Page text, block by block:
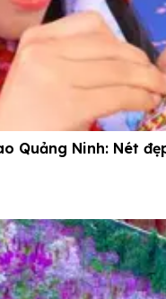
Quảng Ninh: Nét